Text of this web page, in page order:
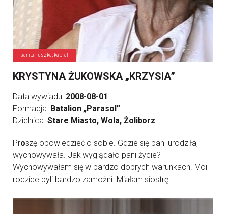
sanitariuszka, kapral
KRYSTYNA ŻUKOWSKA „KRZYSIA”
Data wywiadu: 2008-08-01
Formacja: Batalion „Parasol”
Dzielnica: Stare Miasto, Wola, Żoliborz
Proszę opowiedzieć o sobie. Gdzie się pani urodziła,
wychowywała. Jak wyglądało pani życie?
Wychowywałam się w bardzo dobrych warunkach. Moi
rodzice byli bardzo zamożni. Miałam siostrę ...